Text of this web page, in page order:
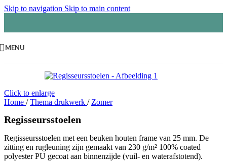
Skip to navigation Skip to main content
MENU
Click to enlarge
Home / Thema drukwerk / Zomer
Regisseursstoelen
Regisseursstoelen met een beuken houten frame van 25 mm. De
zitting en rugleuning zijn gemaakt van 230 g/m² 100% coated
polyester PU gecoat aan binnenzijde (vuil- en waterafstotend).